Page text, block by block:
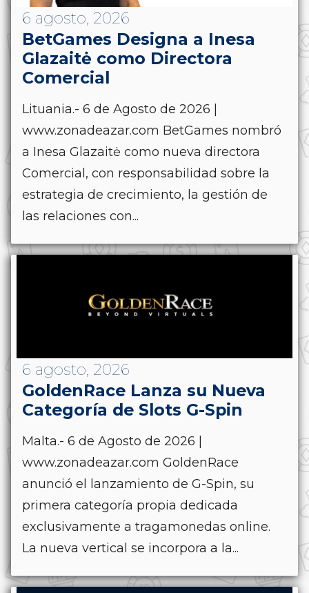
6 agosto, 2026
BetGames Designa a Inesa
Glazaitė como Directora
Comercial
Lituania.- 6 de Agosto de 2026 |
www.zonadeazar.com BetGames nombró
a Inesa Glazaitė como nueva directora
Comercial, con responsabilidad sobre la
estrategia de crecimiento, la gestión de
las relaciones con...
6 agosto, 2026
GoldenRace Lanza su Nueva
Categoría de Slots G-Spin
Malta.- 6 de Agosto de 2026 |
www.zonadeazar.com GoldenRace
anunció el lanzamiento de G-Spin, su
primera categoría propia dedicada
exclusivamente a tragamonedas online.
La nueva vertical se incorpora a la...